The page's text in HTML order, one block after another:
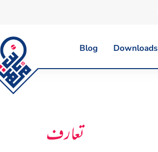
Blog Downloads
تعارف